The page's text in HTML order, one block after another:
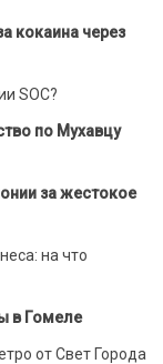
кокаина через
SOC?
по Мухавцу
за жестокое
на что
в Гомеле
от Свет Города